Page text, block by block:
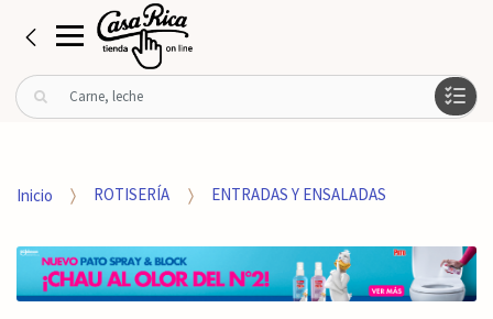
B
u
r
o
:
Inicio ROTISERÍA ENTRADAS Y ENSALADAS